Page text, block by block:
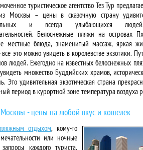
туристическое агентство Тез Тур
Москвы – цены в сказочную страну
и всегда улыбающихся
Белоснежные пляжи на островах
местные блюда, знаменитый массаж, яркая
это можно увидеть в королевстве экзотики.
людей. Ежегодно на известных белоснежных
множество Буддийских храмов,
удивительная экзотическая страна
период в курортной зоне температура воздуха
- цены на любой вкус и кошелек
пляжным отдыхом, кому-то
или ночные
каждого туриста.